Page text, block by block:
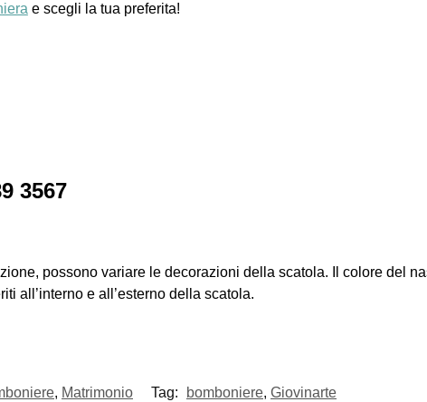
e scegli la tua preferita!
3567
possono variare le decorazioni della scatola. Il colore del
all’interno e all’esterno della scatola.
, Matrimonio Tag: bomboniere, Giovinarte